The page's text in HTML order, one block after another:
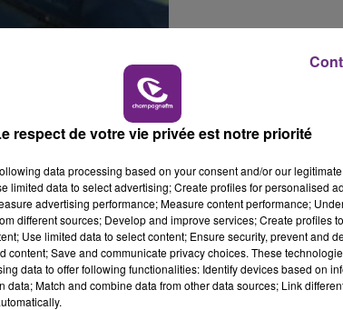
respect de votre vie privée est notre priorité
data processing based on your consent and/or our
limited data to select advertising; Create profiles for personalised
advertising performance; Measure content performance;
different sources; Develop and improve services; Create profiles
Use limited data to select content; Ensure security, prevent and
content; Save and communicate privacy choices. These
data to offer following functionalities: Identify devices based on
data; Match and combine data from other data sources; Link